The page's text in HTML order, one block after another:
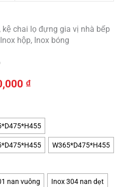
kệ chai lọ đựng gia vị nhà bếp
hộp, Inox bóng
₫
1,650,000 ₫
đến
3,000,000 ₫
W365*D475*H455
nan vuông Inox 304 nan dẹt